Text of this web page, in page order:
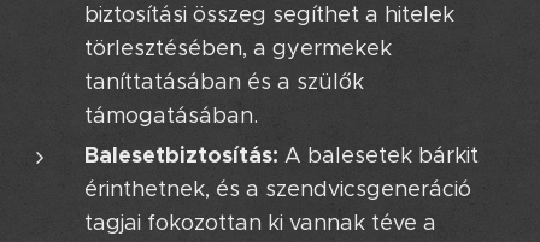
biztosítási összeg segíthet a hitelek
törlesztésében, a gyermekek
taníttatásában és a szülők
támogatásában.
Balesetbiztosítás: A balesetek bárkit
érinthetnek, és a szendvicsgeneráció
tagjai fokozottan ki vannak téve a